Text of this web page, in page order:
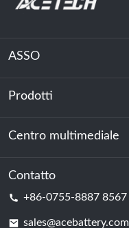
ASSO
Chi siamo
Sostenibilità
Prodotti
Accumulo di energia
Centro dati e sala server
Centro multimediale
Notizia
Contatto
+86-0755-8887 8567
sales@acebattery.com